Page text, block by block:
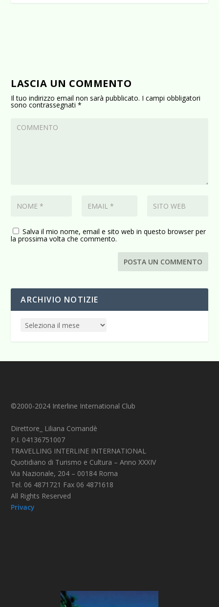
LASCIA UN COMMENTO
Il tuo indirizzo email non sarà pubblicato. I campi obbligatori
sono contrassegnati*
Salva il mio nome, email e sito web in questo browser per
la prossima volta che commento.
ARCHIVIO NOTIZIE
©2000-2024 Interline International Club
Direttore_ Liliana Comandè
P.I. 04136751007
TRAVELLING INTERLINE INTERNATIONAL
Quotidiano di Turismo e Cultura – Anno XXXIV
Via Nazionale, 204 – 00184 Roma
Tel. 06 4871721 Fax 06 4871618
All Rights Reserved
Privacy